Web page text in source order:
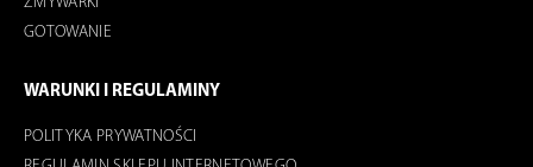
GOTOWANIE
WARUNKI I REGULAMINY
POLITYKA PRYWATNOŚCI